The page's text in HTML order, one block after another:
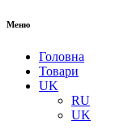
Меню
Головна
Товари
UK
RU
UK